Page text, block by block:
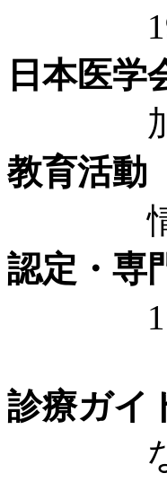
日本医学
加盟
教育活動
情報
認定・専
1．日
診療ガイ
な